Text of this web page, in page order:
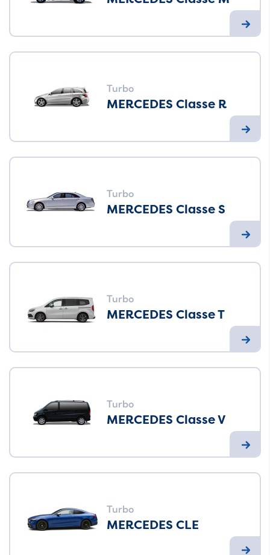
Turbo
MERCEDES Classe R
Turbo
MERCEDES Classe S
Turbo
MERCEDES Classe T
Turbo
MERCEDES Classe V
Turbo
MERCEDES CLE